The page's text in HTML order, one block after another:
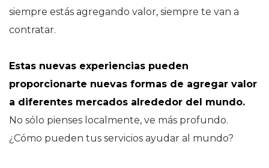
siempre estás agregando valor, siempre te van a
contratar.
Estas nuevas experiencias pueden
proporcionarte nuevas formas de agregar valor
a diferentes mercados alrededor del mundo.
No sólo pienses localmente, ve más profundo.
¿Cómo pueden tus servicios ayudar al mundo?